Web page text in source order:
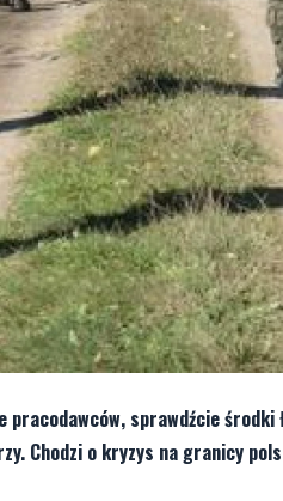
pracodawców, sprawdźcie
Chodzi o kryzys na granicy